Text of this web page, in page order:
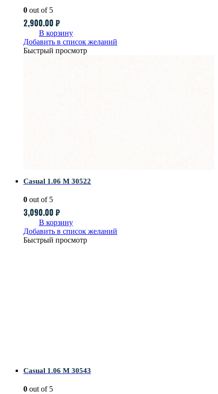
0 out of 5
2,900.00 ₽
В корзину
Добавить в список желаний
Быстрый просмотр
Casual 1.06 M 30522
0 out of 5
3,090.00 ₽
В корзину
Добавить в список желаний
Быстрый просмотр
Casual 1.06 M 30543
0 out of 5